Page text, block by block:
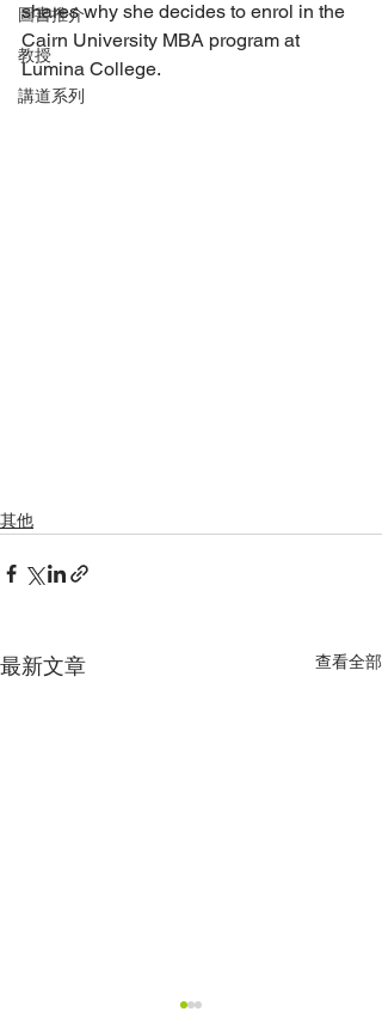
圖書推介
教授
講道系列
shares why she decides to enrol in the
Cairn University MBA program at
Lumina College.
其他
最新文章 查看全部